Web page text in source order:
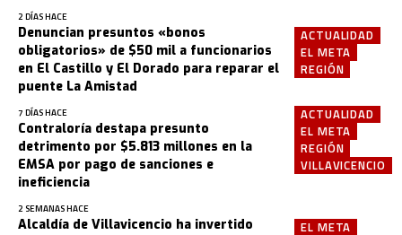
2 DÍAS HACE
ACTUALIDAD
EL META
REGIÓN
Denuncian presuntos «bonos
obligatorios» de $50 mil a funcionarios
en El Castillo y El Dorado para reparar el
puente La Amistad
7 DÍAS HACE
ACTUALIDAD
EL META
REGIÓN
VILLAVICENCIO
Contraloría destapa presunto
detrimento por $5.813 millones en la
EMSA por pago de sanciones e
ineficiencia
2 SEMANAS HACE
EL META
Alcaldía de Villavicencio ha invertido